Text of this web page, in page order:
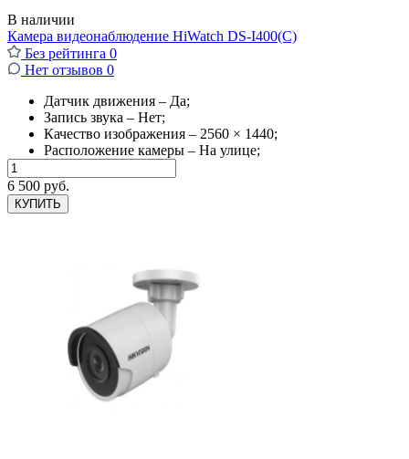
В наличии
Камера видеонаблюдение HiWatch DS-I400(С)
Без рейтинга 0
Нет отзывов 0
Датчик движения – Да;
Запись звука – Нет;
Качество изображения – 2560 × 1440;
Расположение камеры – На улице;
6 500 руб.
КУПИТЬ